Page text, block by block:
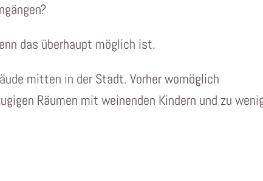
das überhaupt möglich ist.
mitten in der Stadt. Vorher womöglich
Räumen mit weinenden Kindern und zu